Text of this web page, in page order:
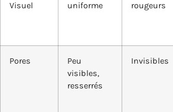
Visuel
uniforme
rougeurs
Pores
Peu
visibles,
resserrés
Invisibles